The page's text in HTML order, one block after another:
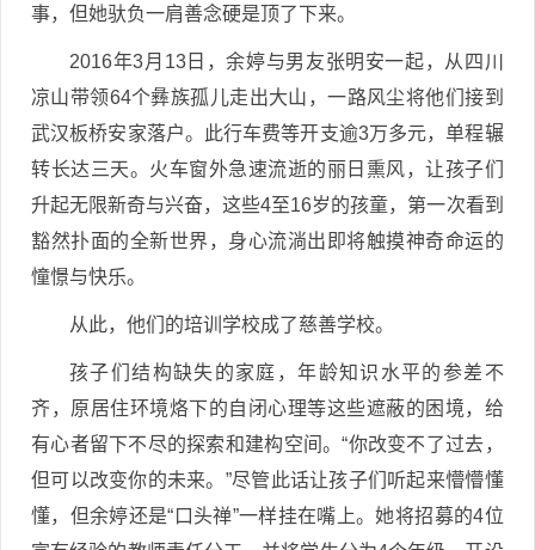
事，但她驮负一肩善念硬是顶了下来。
2016年3月13日，余婷与男友张明安一起，从四川
凉山带领64个彝族孤儿走出大山，一路风尘将他们接到
武汉板桥安家落户。此行车费等开支逾3万多元，单程辗
转长达三天。火车窗外急速流逝的丽日熏风，让孩子们
升起无限新奇与兴奋，这些4至16岁的孩童，第一次看到
豁然扑面的全新世界，身心流淌出即将触摸神奇命运的
憧憬与快乐。
从此，他们的培训学校成了慈善学校。
孩子们结构缺失的家庭，年龄知识水平的参差不
齐，原居住环境烙下的自闭心理等这些遮蔽的困境，给
有心者留下不尽的探索和建构空间。“你改变不了过去，
但可以改变你的未来。”尽管此话让孩子们听起来懵懵懂
懂，但余婷还是“口头禅”一样挂在嘴上。她将招募的4位